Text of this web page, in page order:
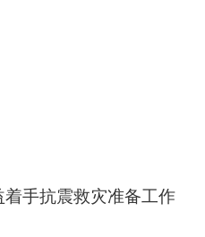
手抗震救灾准备工作